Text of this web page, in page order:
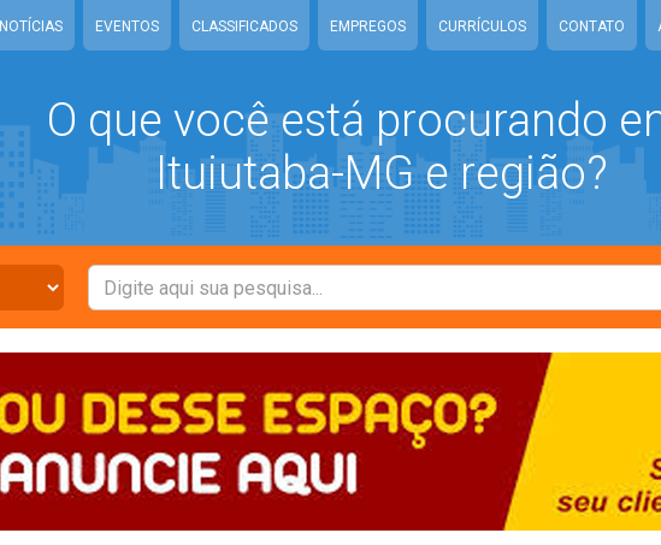
NOTÍCIAS EVENTOS CLASSIFICADOS EMPREGOS CURRÍCULOS CONTATO
O que você está procurando
Ituiutaba-MG e região?